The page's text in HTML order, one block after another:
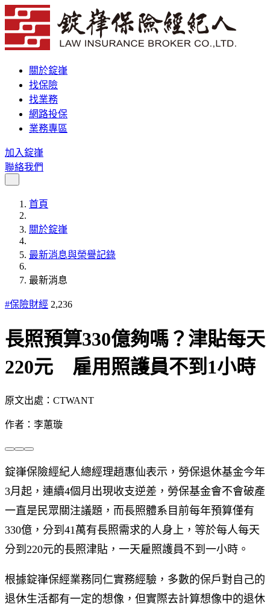
關於錠嵂
找保險
找業務
網路投保
業務專區
加入錠嵂
聯絡我們
首頁
關於錠嵂
最新消息與榮譽記錄
最新消息
#保險財經 2,236
長照預算330億夠嗎？津貼每天
220元 雇用照護員不到1小時
原文出處：CTWANT
作者：李蕙璇
錠嵂保險經紀人總經理趙惠仙表示，勞保退休基金今年
3月起，連續4個月出現收支逆差，勞保基金會不會破產
一直是民眾關注議題，而長照體系目前每年預算僅有
330億，分到41萬有長照需求的人身上，等於每人每天
分到220元的長照津貼，一天雇照護員不到一小時。
根據錠嵂保經業務同仁實務經驗，多數的保戶對自己的
退休生活都有一定的想像，但實際去計算想像中的退休